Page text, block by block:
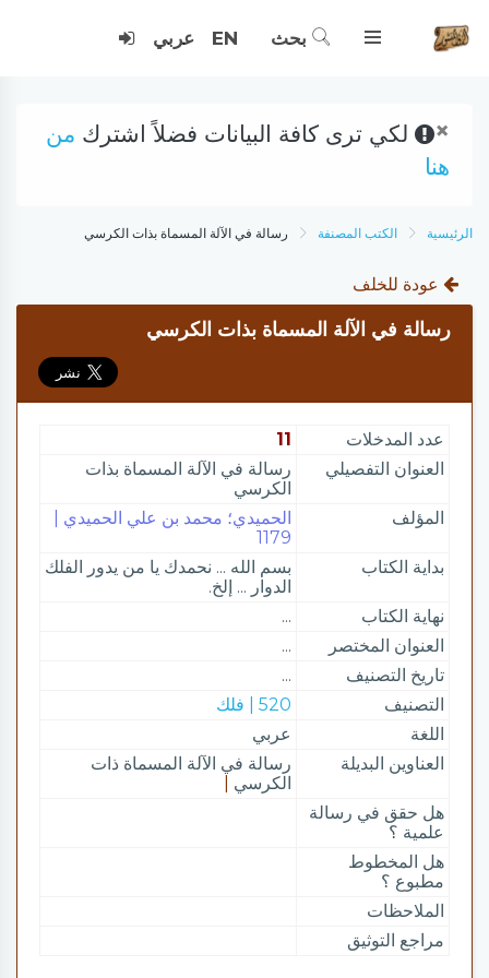
بحث EN عربي
× لكي ترى كافة البيانات فضلاً اشترك من
هنا
الرئيسية الكتب المصنفة رسالة في الآلة المسماة بذات الكرسي
عودة للخلف
رسالة في الآلة المسماة بذات الكرسي
عدد المدخلات
11
العنوان التفصيلي
رسالة في الآلة المسماة بذات
الكرسي
المؤلف
الحميدي؛ محمد بن علي الحميدي |
1179
بداية الكتاب
بسم الله ... نحمدك يا من يدور الفلك
الدوار ... إلخ.
نهاية الكتاب
...
العنوان المختصر
...
تاريخ التصنيف
...
التصنيف
520 | فلك
اللغة
عربي
العناوين البديلة
رسالة في الآلة المسماة ذات
الكرسي
هل حقق في رسالة
علمية ؟
هل المخطوط
مطبوع ؟
الملاحظات
مراجع التوثيق